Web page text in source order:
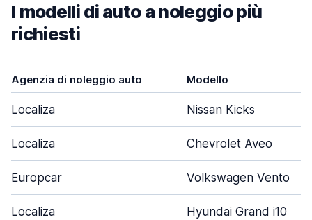
I modelli di auto a noleggio più
richiesti
Agenzia di noleggio auto Modello
Localiza Nissan Kicks
Localiza Chevrolet Aveo
Europcar Volkswagen Vento
Localiza Hyundai Grand i10